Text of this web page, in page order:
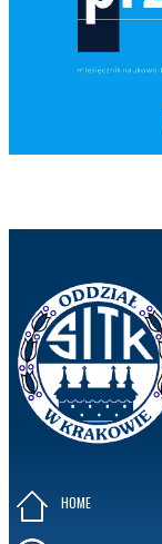
HOME